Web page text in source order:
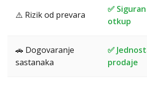
⚠️ Rizik od prevara
✅
otkup
🚗 Dogovaranje
sastanaka
✅
prodaje